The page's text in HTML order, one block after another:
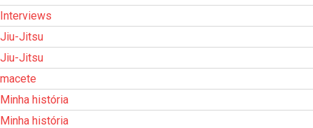
Interviews
Jiu-Jitsu
Jiu-Jitsu
macete
Minha história
Minha história